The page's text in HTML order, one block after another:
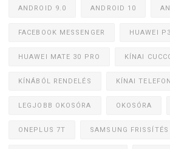
ANDROID 9.0 ANDROID 10
FACEBOOK MESSENGER HUAWEI
HUAWEI MATE 30 PRO KÍNAI
KÍNÁBÓL RENDELÉS KÍNAI
LEGJOBB OKOSÓRA OKOSÓRA
ONEPLUS 7T SAMSUNG FRISSÍTÉS